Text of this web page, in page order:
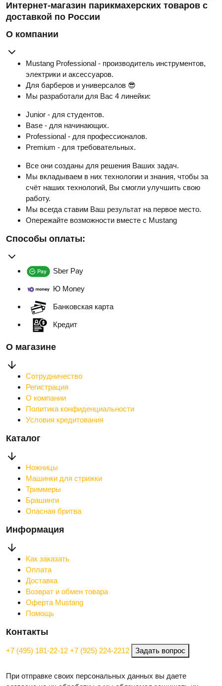
Интернет-магазин парикмахерских товаров с
доставкой по России
О компании
Mustang Professional - производитель инструментов,
электрики и аксессуаров.
Для барберов и универсалов 😎
Мы разработали для Вас 4 линейки:
Junior - для студентов.
Base - для начинающих.
Professional - для профессионалов.
Premium - для требовательных.
Все они созданы для решения Ваших задач.
Мы вкладываем в них технологии и знания, чтобы за
счёт наших технологий, Вы смогли улучшить свою
работу.
Мы всегда ставим Ваш результат на первое место.
Опережайте возможности вместе с Mustang
Способы оплаты:
Sber Pay
Ю Money
Банковская карта
Кредит
О магазине
Сотрудничество
Регистрация
О компании
Политика конфиденциальности
Условия кредитования
Каталог
Ножницы
Машинки для стрижки
Триммеры
Брашинги
Опасная бритва
Информация
Как заказать
Оплата
Доставка
Возврат и обмен товара
Оферта Mustang
Помощь
Контакты
+7 (495) 181-22-12 +7 (925) 224-2212 Задать вопрос
При отправке своих персональных данных вы даете